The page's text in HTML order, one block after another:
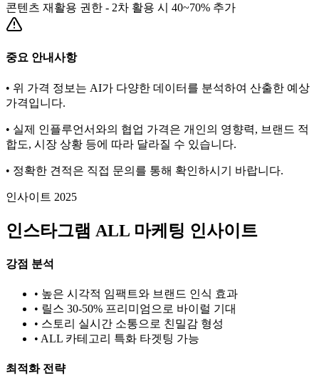
콘텐츠 재활용 권한 - 2차 활용 시 40~70% 추가
중요 안내사항
• 위 가격 정보는 AI가 다양한 데이터를 분석하여 산출한 예상
가격입니다.
• 실제 인플루언서와의 협업 가격은 개인의 영향력, 브랜드 적
합도, 시장 상황 등에 따라 달라질 수 있습니다.
• 정확한 견적은 직접 문의를 통해 확인하시기 바랍니다.
인사이트 2025
인스타그램 ALL 마케팅 인사이트
강점 분석
• 높은 시각적 임팩트와 브랜드 인식 효과
• 릴스 30-50% 프리미엄으로 바이럴 기대
• 스토리 실시간 소통으로 친밀감 형성
• ALL 카테고리 특화 타겟팅 가능
최적화 전략